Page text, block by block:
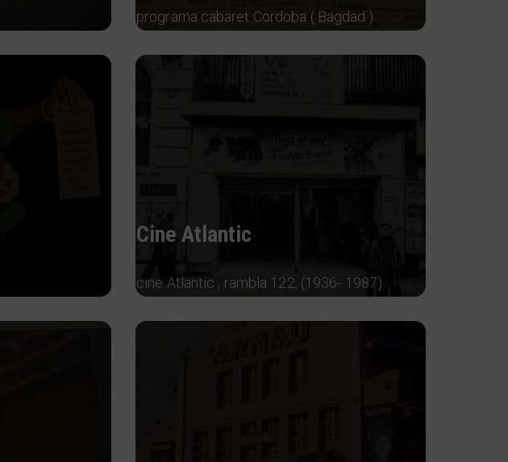
programa cabaret Cordoba ( Bagdad )
Cine Atlantic
cine Atlantic , rambla 122, (1936- 1987)